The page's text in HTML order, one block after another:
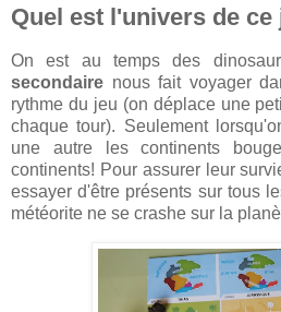
Quel est l'univers de ce
On est au temps des
secondaire nous fait voyager
rythme du jeu (on déplace une
chaque tour). Seulement
une autre les continents
continents! Pour assurer leur
essayer d'être présents sur tous
météorite ne se crashe sur la